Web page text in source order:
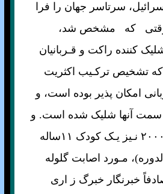
سرتاسر جهان را فرا
که مشخص شد،
کننده راکت و قـربانيان
که تشخيص ترکـيب اکثريت
امکان پذير بوده است، و
سمت آنها شليک شده است. و
در سپتامبر سال ۲۰۰۰ نـيز يـک کودک ۱۱ساله
مـورد اصابت گلوله
خبرنگار خبرگ ز اری